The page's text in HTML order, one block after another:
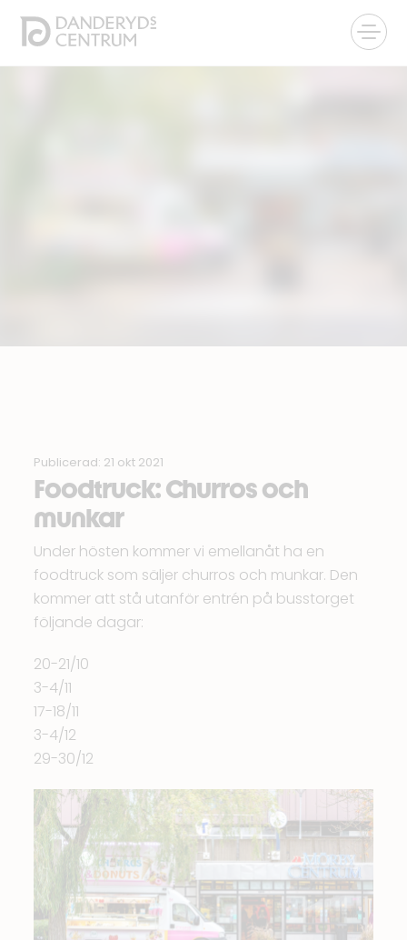
Publicerad: 21 okt 2021
Foodtruck: Churros och
munkar
Under hösten kommer vi emellanåt ha en
foodtruck som säljer churros och munkar. Den
kommer att stå utanför entrén på busstorget
följande dagar:
20-21/10
3-4/11
17-18/11
3-4/12
29-30/12